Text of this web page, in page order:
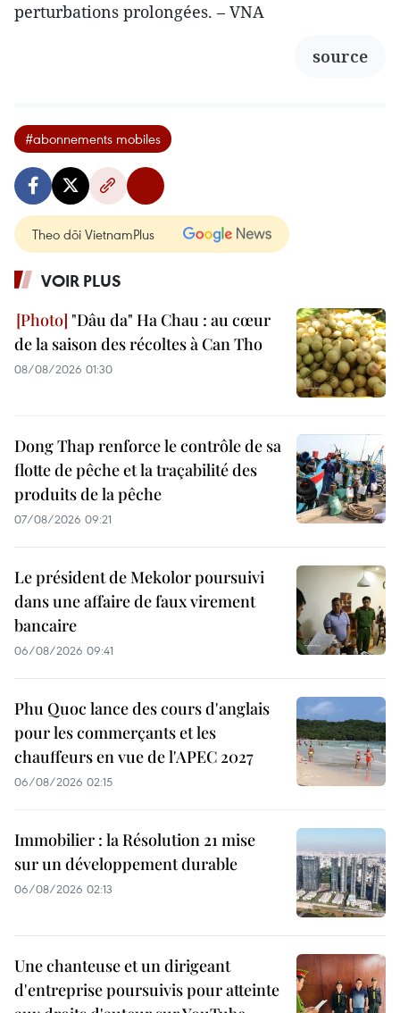
perturbations prolongées. – VNA
source
#abonnements mobiles
Theo dõi VietnamPlus
VOIR PLUS
"Dâu da" Ha Chau : au cœur
de la saison des récoltes à Can Tho
08/08/2026 01:30
Dong Thap renforce le contrôle de sa
flotte de pêche et la traçabilité des
produits de la pêche
07/08/2026 09:21
Le président de Mekolor poursuivi
dans une affaire de faux virement
bancaire
06/08/2026 09:41
Phu Quoc lance des cours d'anglais
pour les commerçants et les
chauffeurs en vue de l'APEC 2027
06/08/2026 02:15
Immobilier : la Résolution 21 mise
sur un développement durable
06/08/2026 02:13
Une chanteuse et un dirigeant
d'entreprise poursuivis pour atteinte